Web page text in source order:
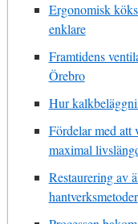
Ergonomisk
enklare
Framtidens
Örebro
Hur
Fördelar med att
maximal
Restaurering av
hantverksmetoder